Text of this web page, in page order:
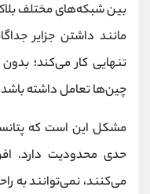
بین شبکه‌های مختلف
مانند داشتن جزایر
تنهایی کار می‌کند؛ بدون
چین‌ها تعامل داشته باشد
مشکل این است که
حدی محدودیت دارد.
می‌کنند، نمی‌توانند به